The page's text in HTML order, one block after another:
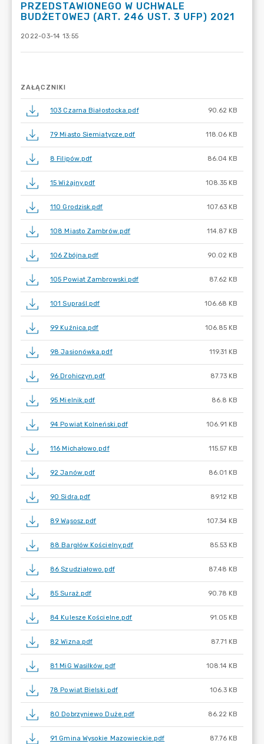
PRZEDSTAWIONEGO W UCHWALE
BUDŻETOWEJ (ART. 246 UST. 3 UFP) 2021
2022-03-14 13:55
ZAŁĄCZNIKI
103 Czarna Białostocka.pdf 90.62 KB
79 Miasto Siemiatycze.pdf 118.06 KB
8 Filipów.pdf 86.04 KB
15 Wiżajny.pdf 108.35 KB
110 Grodzisk.pdf 107.63 KB
108 Miasto Zambrów.pdf 114.87 KB
106 Zbójna.pdf 90.02 KB
105 Powiat Zambrowski.pdf 87.62 KB
101 Supraśl.pdf 106.68 KB
99 Kuźnica.pdf 106.85 KB
98 Jasionówka.pdf 119.31 KB
96 Drohiczyn.pdf 87.73 KB
95 Mielnik.pdf 86.8 KB
94 Powiat Kolneński.pdf 106.91 KB
116 Michałowo.pdf 115.57 KB
92 Janów.pdf 86.01 KB
90 Sidra.pdf 89.12 KB
89 Wąsosz.pdf 107.34 KB
88 Bargłów Kościelny.pdf 85.53 KB
86 Szudziałowo.pdf 87.48 KB
85 Suraż.pdf 90.78 KB
84 Kulesze Kościelne.pdf 91.05 KB
82 Wizna.pdf 87.71 KB
81 MiG Wasilków.pdf 108.14 KB
78 Powiat Bielski.pdf 106.3 KB
80 Dobrzyniewo Duże.pdf 86.22 KB
91 Gmina Wysokie Mazowieckie.pdf 87.76 KB